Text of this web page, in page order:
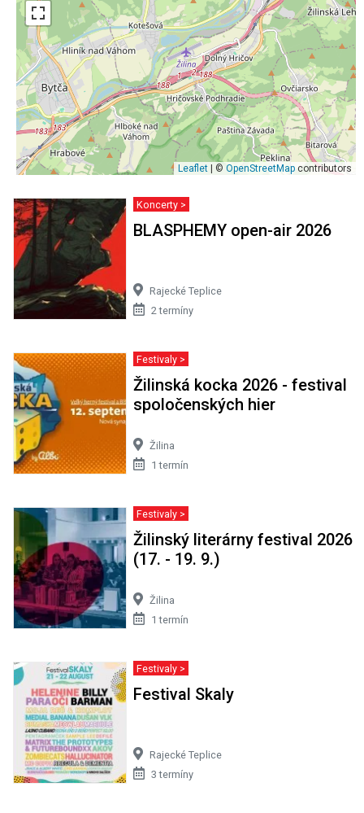
Leaflet | © OpenStreetMap contributors
Koncerty >
BLASPHEMY open-air 2026
Rajecké Teplice
2 termíny
Festivaly >
Žilinská kocka 2026 - festival
spoločenských hier
Žilina
1 termín
Festivaly >
Žilinský literárny festival 2026
(17. - 19. 9.)
Žilina
1 termín
Festivaly >
Festival Skaly
Rajecké Teplice
3 termíny